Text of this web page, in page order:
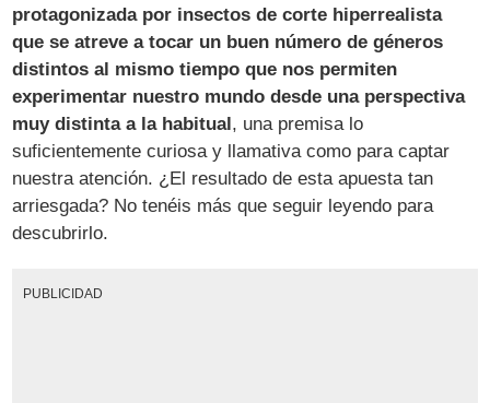
protagonizada por insectos de corte hiperrealista
que se atreve a tocar un buen número de géneros
distintos al mismo tiempo que nos permiten
experimentar nuestro mundo desde una perspectiva
muy distinta a la habitual , una premisa lo
suficientemente curiosa y llamativa como para captar
nuestra atención. ¿El resultado de esta apuesta tan
arriesgada? No tenéis más que seguir leyendo para
descubrirlo.
PUBLICIDAD